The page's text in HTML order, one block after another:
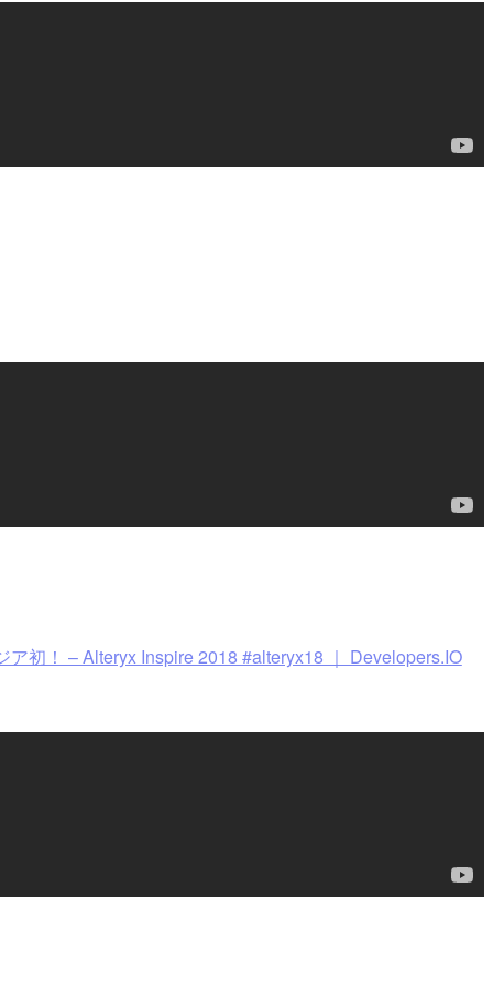
初！ – Alteryx Inspire 2018 #alteryx18 ｜ Developers.IO